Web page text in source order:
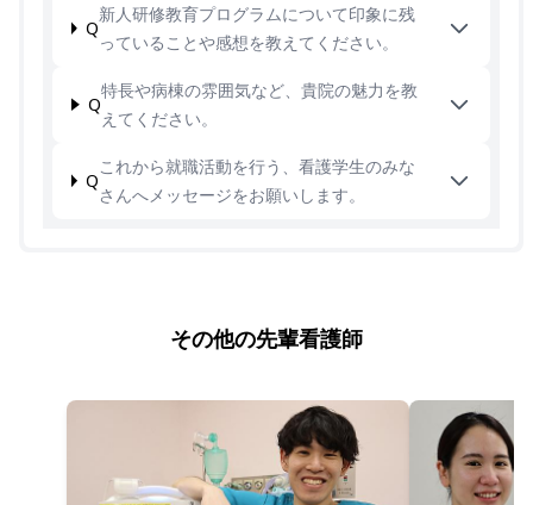
Q
新人研修教育プログラムについて印象に残
っていることや感想を教えてください。
Q
特長や病棟の雰囲気など、貴院の魅力を教
えてください。
Q
これから就職活動を行う、看護学生のみな
さんへメッセージをお願いします。
その他の先輩看護師